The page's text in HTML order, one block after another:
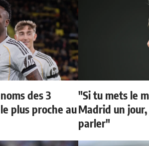
des 3
plus proche au
"Si tu mets le
Madrid un
parler"